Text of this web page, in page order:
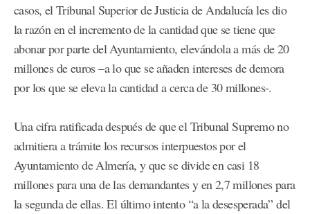
casos, el Tribunal Superior de Justicia de Andalucía les dio
la razón en el incremento de la cantidad que se tiene que
abonar por parte del Ayuntamiento, elevándola a más de 20
millones de euros –a lo que se añaden intereses de demora
por los que se eleva la cantidad a cerca de 30 millones-.
Una cifra ratificada después de que el Tribunal Supremo no
admitiera a trámite los recursos interpuestos por el
Ayuntamiento de Almería, y que se divide en casi 18
millones para una de las demandantes y en 2,7 millones para
la segunda de ellas. El último intento “a la desesperada” del